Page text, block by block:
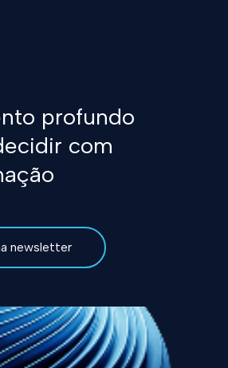
profundo
com
newsletter